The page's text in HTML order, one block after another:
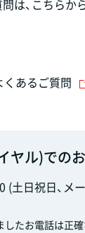
は、こちらか
くあるご質問
ヤル)での
(土日祝日、メ
したお電話は正